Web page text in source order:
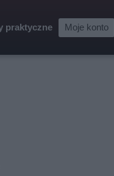
praktyczne Moje konto